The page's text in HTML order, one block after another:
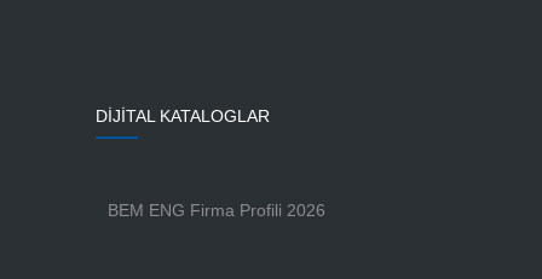
DİJİTAL KATALOGLAR
BEM ENG Firma Profili 2026